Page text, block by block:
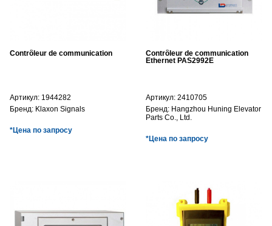
Contrôleur de communication
Артикул: 1944282
Бренд: Klaxon Signals
*Цена по запросу
Contrôleur de communication
Ethernet PAS2992E
Артикул: 2410705
Бренд: Hangzhou Huning Elevator
Parts Co., Ltd.
*Цена по запросу